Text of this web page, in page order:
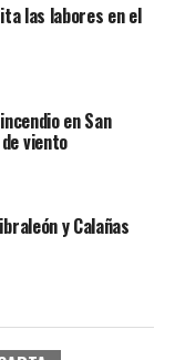
las labores en el
en San
viento
y Calañas